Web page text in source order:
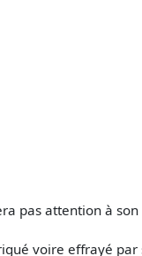
pas attention à
voire effrayé par